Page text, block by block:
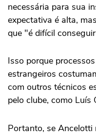
necessária para sua
expectativa é alta,
que "é difícil
Isso porque
estrangeiros
com outros técnicos
pelo clube, como Luís
Portanto, se